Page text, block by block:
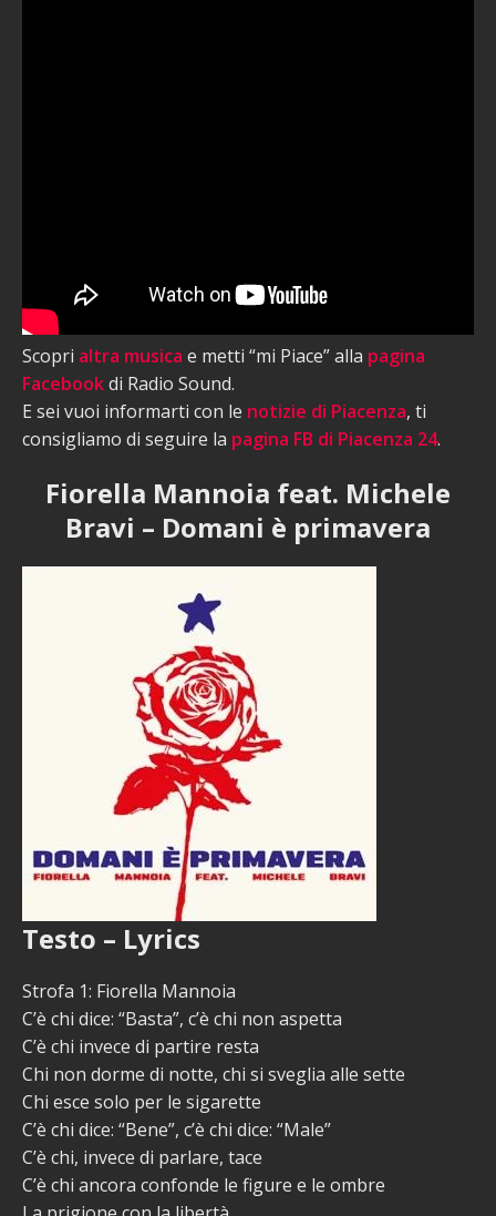
Scopri altra musica e metti “mi Piace” alla pagina
Facebookdi Radio Sound.
E sei vuoi informarti con le notizie di Piacenza, ti
consigliamo di seguire la pagina FB di Piacenza 24.
Fiorella Mannoia feat. Michele
Bravi – Domani è primavera
Testo – Lyrics
Strofa 1: Fiorella Mannoia
C’è chi dice: “Basta”, c’è chi non aspetta
C’è chi invece di partire resta
Chi non dorme di notte, chi si sveglia alle sette
Chi esce solo per le sigarette
C’è chi dice: “Bene”, c’è chi dice: “Male”
C’è chi, invece di parlare, tace
C’è chi ancora confonde le figure e le ombre